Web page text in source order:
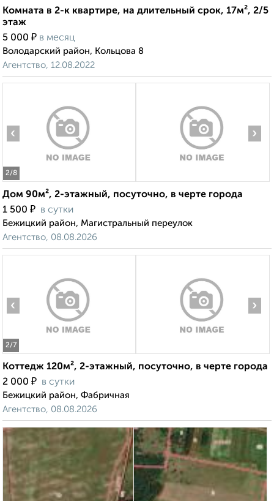
Комната в 2-к квартире, на длительный срок, 17м², 2/5
этаж
5 000 ₽ в месяц
Володарский район, Кольцова 8
Агентство, 12.08.2022
2/8
‹ ›
Дом 90м², 2-этажный, посуточно, в черте города
1 500 ₽ в сутки
Бежицкий район, Магистральный переулок
Агентство, 08.08.2026
2/7
‹ ›
Коттедж 120м², 2-этажный, посуточно, в черте города
2 000 ₽ в сутки
Бежицкий район, Фабричная
Агентство, 08.08.2026